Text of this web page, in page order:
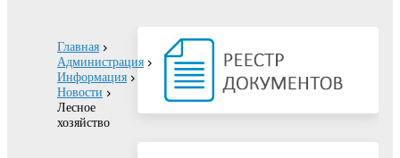
Главная
Администрация
Информация
Новости
Лесное
хозяйство